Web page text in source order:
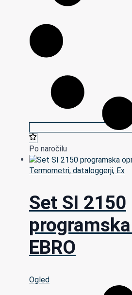
Po naročilu
Termometri, dataloggerji, Ex
Set SI 2150
EBRO
Ogled